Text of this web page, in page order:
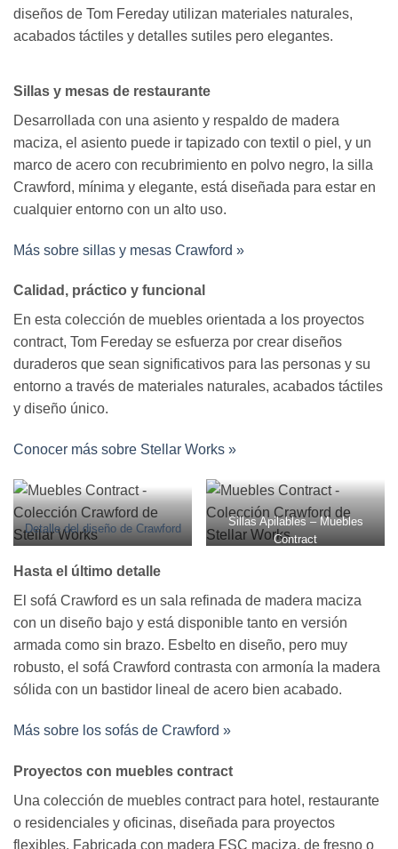
diseños de Tom Fereday utilizan materiales naturales,
acabados táctiles y detalles sutiles pero elegantes.
Sillas y mesas de restaurante
Desarrollada con una asiento y respaldo de madera
maciza, el asiento puede ir tapizado con textil o piel, y un
marco de acero con recubrimiento en polvo negro, la silla
Crawford, mínima y elegante, está diseñada para estar en
cualquier entorno con un alto uso.
Más sobre sillas y mesas Crawford »
Calidad, práctico y funcional
En esta colección de muebles orientada a los proyectos
contract, Tom Fereday se esfuerza por crear diseños
duraderos que sean significativos para las personas y su
entorno a través de materiales naturales, acabados táctiles
y diseño único.
Conocer más sobre Stellar Works »
Detalle del diseño de Crawford
Sillas Apilables – Muebles
Contract
Hasta el último detalle
El sofá Crawford es un sala refinada de madera maciza
con un diseño bajo y está disponible tanto en versión
armada como sin brazo. Esbelto en diseño, pero muy
robusto, el sofá Crawford contrasta con armonía la madera
sólida con un bastidor lineal de acero bien acabado.
Más sobre los sofás de Crawford »
Proyectos con muebles contract
Una colección de muebles contract para hotel, restaurante
o residenciales y oficinas, diseñada para proyectos
flexibles. Fabricada con madera FSC maciza, de fresno o